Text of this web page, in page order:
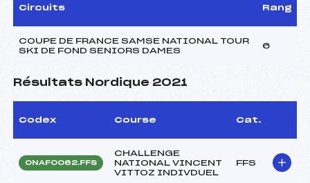
Circuits Rang
COUPE DE FRANCE SAMSE NATIONAL TOUR
SKI DE FOND SENIORS DAMES
6
Résultats Nordique 2021
Codex Course Cat.
ONAF0062.FFS
CHALLENGE
NATIONAL VINCENT
VITTOZ INDIVDUEL
FFS